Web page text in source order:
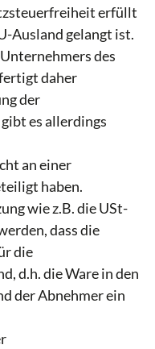
erfüllt
Ausland gelangt ist.
des
daher
der
es allerdings
an einer
haben.
wie z.B. die USt-
dass die
die
d.h. die Ware in den
der Abnehmer ein